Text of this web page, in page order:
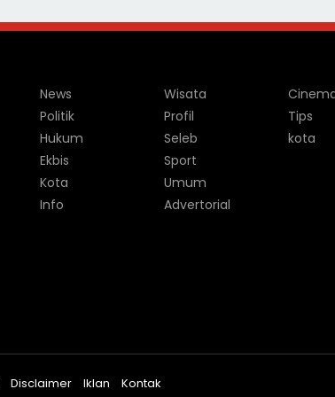
News
Politik
Hukum
Ekbis
Kota
Info
Wisata
Profil
Seleb
Sport
Umum
Advertorial
Tips
kota
Disclaimer Iklan Kontak